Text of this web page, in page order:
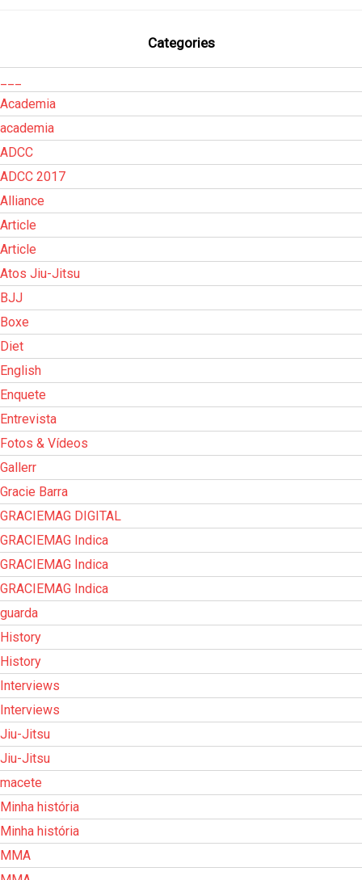
Categories
Academia
academia
ADCC
ADCC 2017
Alliance
Article
Article
Atos Jiu-Jitsu
BJJ
Boxe
Diet
English
Enquete
Entrevista
Fotos & Vídeos
Gallerr
Gracie Barra
GRACIEMAG DIGITAL
GRACIEMAG Indica
GRACIEMAG Indica
GRACIEMAG Indica
guarda
History
History
Interviews
Interviews
Jiu-Jitsu
Jiu-Jitsu
macete
Minha história
Minha história
MMA